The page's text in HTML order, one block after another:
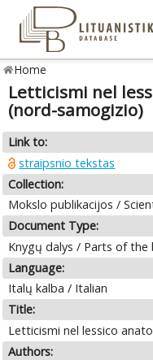
Home
Letticismi nel
(nord-samogizio)
Link to:
straipsnio tekstas
Collection:
Mokslo publikacijos /
Document Type:
Knygų dalys / Parts of the
Language:
Italų kalba / Italian
Title:
Letticismi nel lessico
Authors: